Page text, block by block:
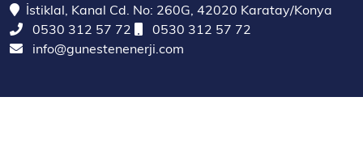
İstiklal, Kanal Cd. No: 260G, 42020 Karatay/Konya
0530 312 57 72
0530 312 57 72
info@gunestenenerji.com